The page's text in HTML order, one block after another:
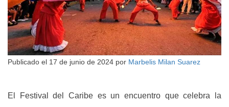
Publicado el 17 de junio de 2024 por Marbelis Milan Suarez
El Festival del Caribe es un encuentro que celebra la